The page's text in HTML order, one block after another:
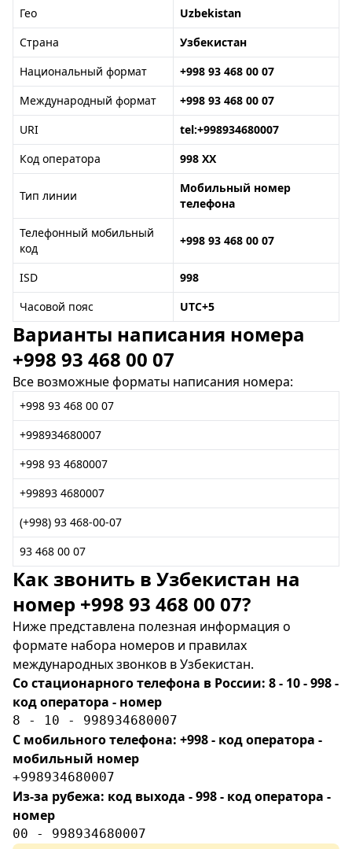
Гео
Uzbekistan
Страна
Узбекистан
Национальный формат
+998 93 468 00 07
Международный формат
+998 93 468 00 07
URI
tel:+998934680007
Код оператора
998 XX
Тип линии
Мобильный номер
телефона
Телефонный мобильный
код
+998 93 468 00 07
ISD
998
Часовой пояс
UTC+5
Варианты написания номера
+998 93 468 00 07
Все возможные форматы написания номера:
+998 93 468 00 07
+998934680007
+998 93 4680007
+99893 4680007
(+998) 93 468-00-07
93 468 00 07
Как звонить в Узбекистан на
номер +998 93 468 00 07?
Ниже представлена полезная информация о
формате набора номеров и правилах
международных звонков в Узбекистан.
Со стационарного телефона в России: 8 - 10 - 998 -
код оператора - номер
8 - 10 - 998934680007
С мобильного телефона: +998 - код оператора -
мобильный номер
+998934680007
Из-за рубежа: код выхода - 998 - код оператора -
номер
00 - 998934680007